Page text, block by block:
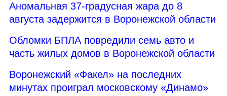
Аномальная 37-градусная жара до 8
августа задержится в Воронежской области
Обломки БПЛА повредили семь авто и
часть жилых домов в Воронежской области
Воронежский «Факел» на последних
минутах проиграл московскому «Динамо»